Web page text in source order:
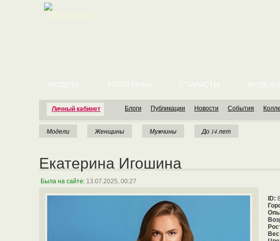
Личный кабинет
МОДЕЛИ ФОТОГРАФЫ СТИЛИСТЫ
Блоги Публикации Новости События
Модели Женщины Мужчины До 14 лет
Екатерина Игошина
Была на сайте: 13.07.2025, 00:27
ID: